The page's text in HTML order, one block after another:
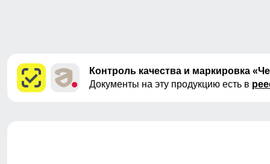
Контроль качества и маркировка
Документы на эту продукцию есть в